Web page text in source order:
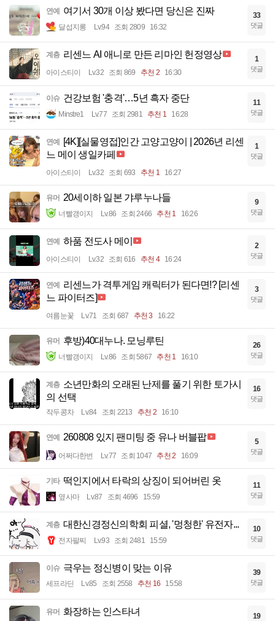
연예 여기서 30개 이상 봤다면 당신은 진짜
달섭지롱 Lv.94 조회 2809 16:32
33
댓글
계층 리센느 AI 애니로 만든 리마인 헌정영상
아이스티이 Lv.32 조회 869 추천 2 16:30
1
댓글
이슈 건강보험 '충격'…5년 흑자 중단
Minstre1 Lv.77 조회 2981 추천 1 16:28
11
댓글
연예 [4K][실물영접]인간 고양고양이 | 2026년 리센
느 메이 생일카페
아이스티이 Lv.32 조회 693 추천 1 16:27
1
댓글
유머 20세이하 일본 갸루누나들
너빨갱이지 Lv.86 조회 2466 추천 1 16:26
9
댓글
연예 하품 전도사 메이
아이스티이 Lv.32 조회 616 추천 4 16:24
2
댓글
연예 리센느가 격투게임 캐릭터가 된다면!? [리센
느 파이터즈]
여름눈꽃 Lv.71 조회 687 추천 3 16:22
3
댓글
유머 후방)40대누나. 모닝루틴
너빨갱이지 Lv.86 조회 5867 추천 1 16:10
26
댓글
계층 소년만화의 오래된 난제를 풀기 위한 토가시
의 선택
작두콩차 Lv.84 조회 2213 추천 2 16:10
16
댓글
연예 260808 있지 팬미팅 중 유나 버블팝
어쩌다한번 Lv.77 조회 1047 추천 2 16:09
5
댓글
기타 떡인지에서 타락의 상징이 되어버린 옷
옆사마 Lv.87 조회 4696 15:59
11
댓글
계층 대한신경정신의학회 피셜, '멍청한' 유전자...
전자팔찌 Lv.93 조회 2481 15:59
10
댓글
이슈 극우는 정신병이 맞는 이유
세프라딘 Lv.85 조회 2558 추천 16 15:58
39
댓글
유머 화장하는 인스타녀 19